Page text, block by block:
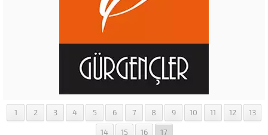
1 2 3 4 5 6 7 8 9 10 11 12 13
14 15 16 17